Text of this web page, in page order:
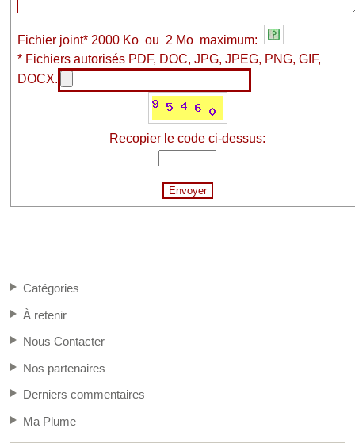
Fichier joint* 2000 Ko ou 2 Mo maximum:
* Fichiers autorisés PDF, DOC, JPG, JPEG, PNG, GIF,
DOCX.
Recopier le code ci-dessus:
Catégories
À retenir
Nous Contacter
Nos partenaires
Derniers commentaires
Ma Plume